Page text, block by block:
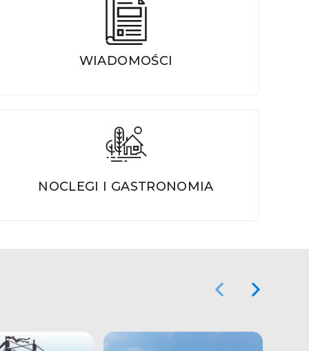
WIADOMOŚCI
NOCLEGI I GASTRONOMIA